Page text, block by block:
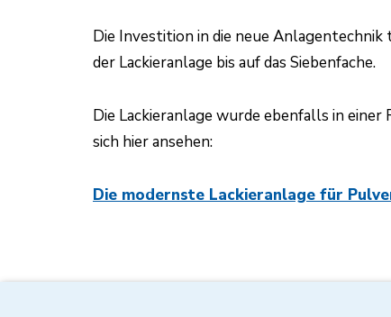
Die Investition in die neue
der Lackieranlage bis auf das Siebenfache.
Die Lackieranlage wurde ebenfalls in
sich hier ansehen:
Die modernste Lackieranlage für